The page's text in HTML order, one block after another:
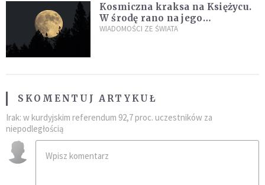
Kosmiczna kraksa na Księżycu.
W środę rano na jego
powierzchni dojdzie do
WIADOMOŚCI ZE ŚWIATA
SKOMENTUJ ARTYKUŁ
Irak: w kurdyjskim referendum 92,7 proc. uczestników za
niepodległością